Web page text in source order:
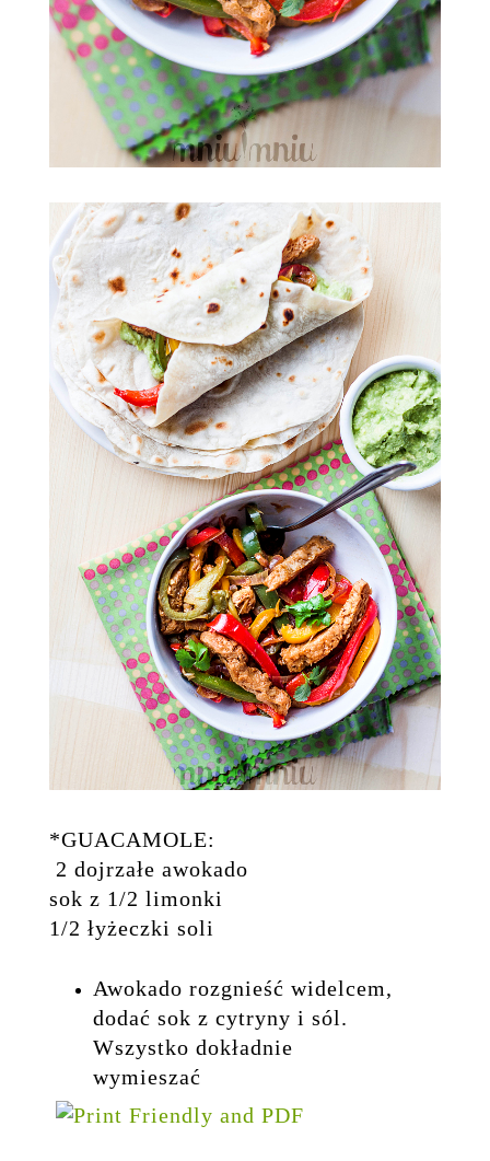
*GUACAMOLE:
2 dojrzałe awokado
sok z 1/2 limonki
1/2 łyżeczki soli
Awokado rozgnieść widelcem,
dodać sok z cytryny i sól.
Wszystko dokładnie
wymieszać